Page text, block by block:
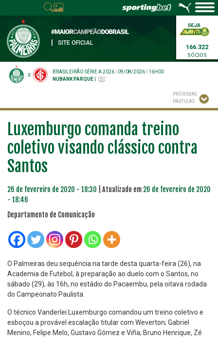
SITE OFICIAL
166.322
SÓCIOS
X
BRASILEIRÃO SÉRIE A 2026 09/08/2026
16H00
NUBANK PARQUE
PRÓXIMAS
PARTIDAS
Luxemburgo comanda treino
coletivo visando clássico contra
Santos
26 de fevereiro de 2020 - 18:30 | Atualizado em 26 de fevereiro de 2020
- 18:46
Departamento de Comunicação
O Palmeiras deu sequência na tarde desta quarta-feira (26), na
Academia de Futebol, à preparação ao duelo com o Santos, no
sábado (29), às 16h, no estádio do Pacaembu, pela oitava rodada
do Campeonato Paulista.
O técnico Vanderlei Luxemburgo comandou um treino coletivo e
esboçou a provável escalação titular com Weverton; Gabriel
Menino, Felipe Melo, Gustavo Gómez e Viña; Bruno Henrique, Zé